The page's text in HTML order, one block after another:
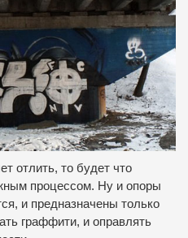
отлить, то будет что
процессом. Ну и опоры
и предназначены только
граффити, и оправлять